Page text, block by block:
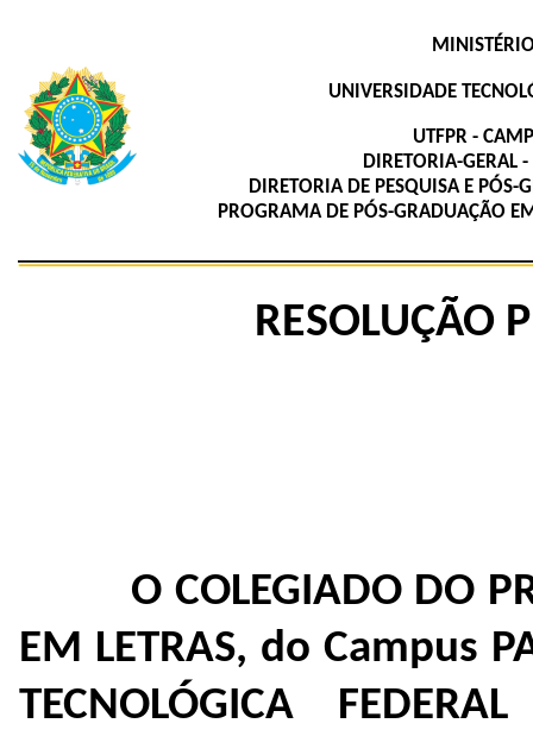
UNIVERSIDADE
UTFPR -
DIRETORIA-GERAL
DIRETORIA DE PESQUISA E
PROGRAMA DE PÓS-GRADUAÇÃO
RESOLUÇÃO
O COLEGIADO DO
EM LETRAS, do Campus
TECNOLÓGICA